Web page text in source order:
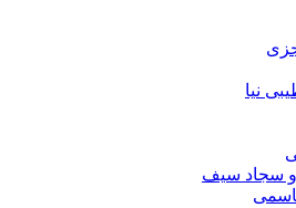
نیا
و سجاد سیف